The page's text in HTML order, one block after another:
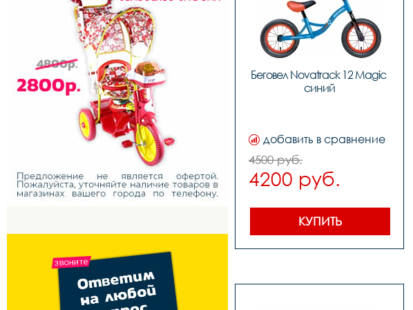
Беговел Novatrack 12 Magic
синий
добавить в сравнение
4500 руб.
4200 руб.
КУПИТЬ